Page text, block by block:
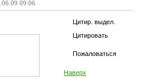
09:06
Цитир. выдел.
Цитировать
Пожаловаться
Наверх